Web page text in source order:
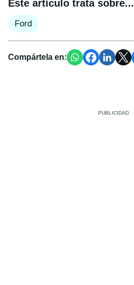
Este artículo trata sobre...
Ford
Compártela en: